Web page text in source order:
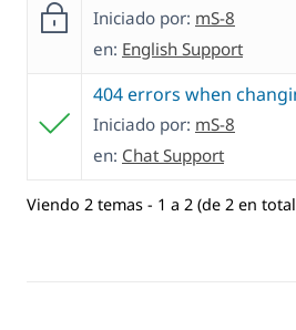
Iniciado por: mS-8
en: English Support
404 errors when
Iniciado por: mS-8
en: Chat Support
Viendo 2 temas - 1 a 2 (de 2 en